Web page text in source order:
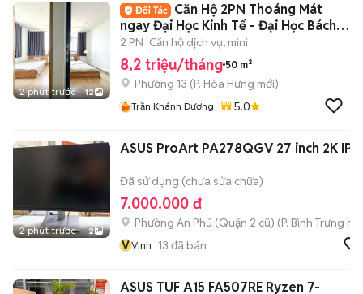
2 phút trước 12
Căn Hộ 2PN Thoáng Mát
ngay Đại Học Kinh Tế - Đại Học Bách
Khoa
2 PN Căn hộ dịch vụ, mini
8,2 triệu/tháng 50 m²
Phường 13 (P. Hòa Hưng mới)
Trần Khánh Dương 5.0
2 phút trước 2
ASUS ProArt PA278QGV 27 inch 2K IPS
Đã sử dụng (chưa sửa chữa)
7.000.000 đ
Phường An Phú (Quận 2 cũ) (P. Bình Trưng
VVinh 13 đã bán
ASUS TUF A15 FA507RE Ryzen 7-